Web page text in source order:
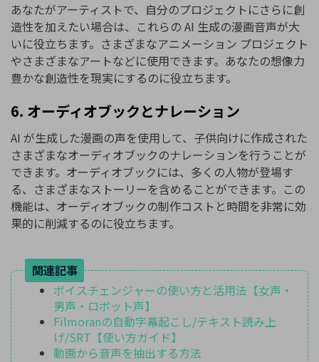
あなたがアーティストで、自分のプロジェクトにさらに創
造性を加えたい場合は、これらの AI 生成の漫画音声が大
いに役立ちます。さまざまなアニメーション プロジェクト
やさまざまなアートなどに使用できます。あなたの想像力
豊かな創造性を現実にするのに役立ちます。
6. オーディオブックとナレーション
AI が生成した漫画の声を使用して、子供向けに作成された
さまざまなオーディオブックのナレーションを行うことが
できます。オーディオブックには、多くの人物が登場す
る、さまざまなストーリーを含めることができます。この
機能は、オーディオブックの制作コストと時間を非常に効
果的に削減するのに役立ちます。
関連記事
ボイスチェンジャーの使い方と活用法【女声・
男声・ロボット声】
Filmoranの自動字幕起こし/テキスト読み上
げ/SRT【使い方ガイド】
動画から音声を抽出する方法